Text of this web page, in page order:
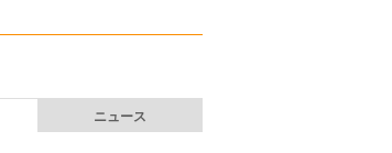
ニュース